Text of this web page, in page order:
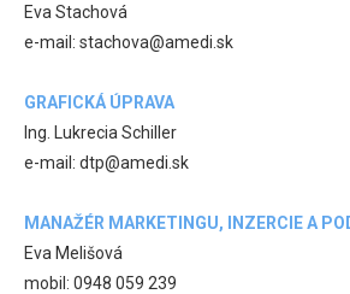
Eva Stachová
e-mail: stachova@amedi.sk
GRAFICKÁ ÚPRAVA
Ing. Lukrecia Schiller
e-mail: dtp@amedi.sk
MANAŽÉR MARKETINGU, INZERCIE A
Eva Melišová
mobil: 0948 059 239